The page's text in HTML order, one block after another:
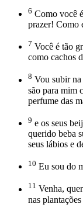
6 Como você
prazer! Como
7 Você é tão
como cachos
8 Vou subir na
são para mim
perfume das
9 e os seus
querido beba
seus lábios e
10 Eu sou do
11 Venha,
nas